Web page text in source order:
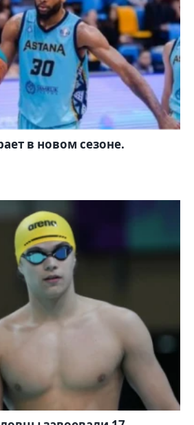
в новом сезоне.